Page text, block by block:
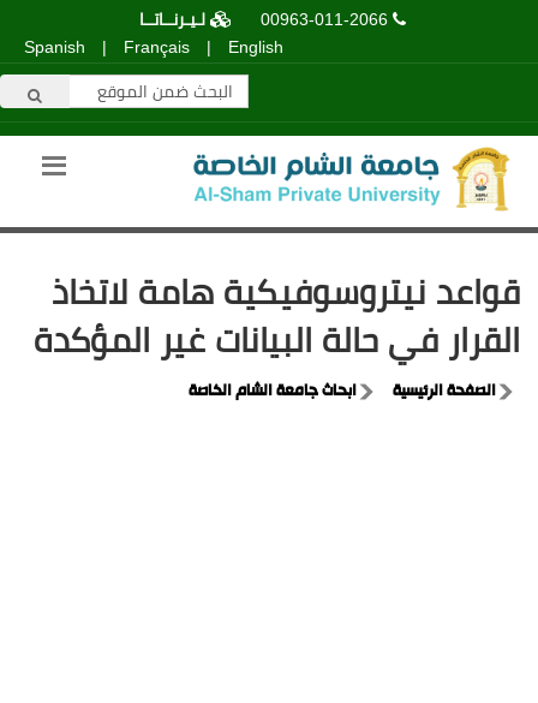
00963-011-2066
لـيـرنــاتــا
English
|
Français
|
Spanish
قواعد نيتروسوفيكية هامة لاتخاذ
القرار في حالة البيانات غير المؤكدة
الصفحة الرئيسية ابحاث جامعة الشام الخاصة